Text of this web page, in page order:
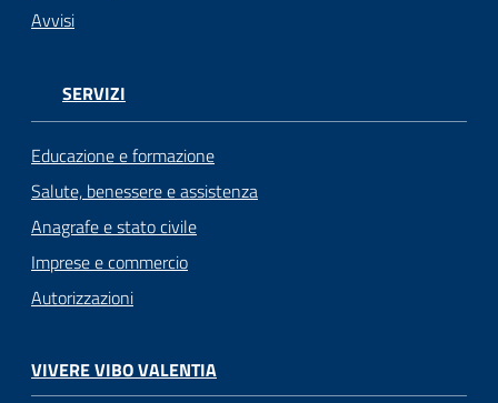
Avvisi
SERVIZI
Educazione e formazione
Salute, benessere e assistenza
Anagrafe e stato civile
Imprese e commercio
Autorizzazioni
VIVERE VIBO VALENTIA